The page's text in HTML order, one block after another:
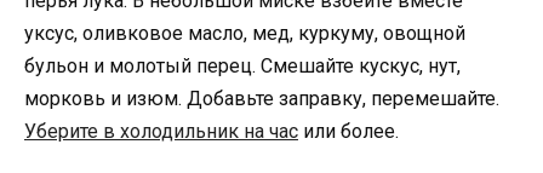
уксус, оливковое масло, мед, куркуму, овощной
бульон и молотый перец. Смешайте кускус, нут,
морковь и изюм. Добавьте заправку, перемешайте.
Уберите в холодильник на час или более.